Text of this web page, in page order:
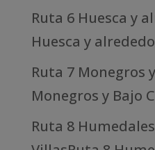
Ruta 6 Huesca y
Huesca y
Ruta 7 Monegros
Monegros y Bajo
Ruta 8